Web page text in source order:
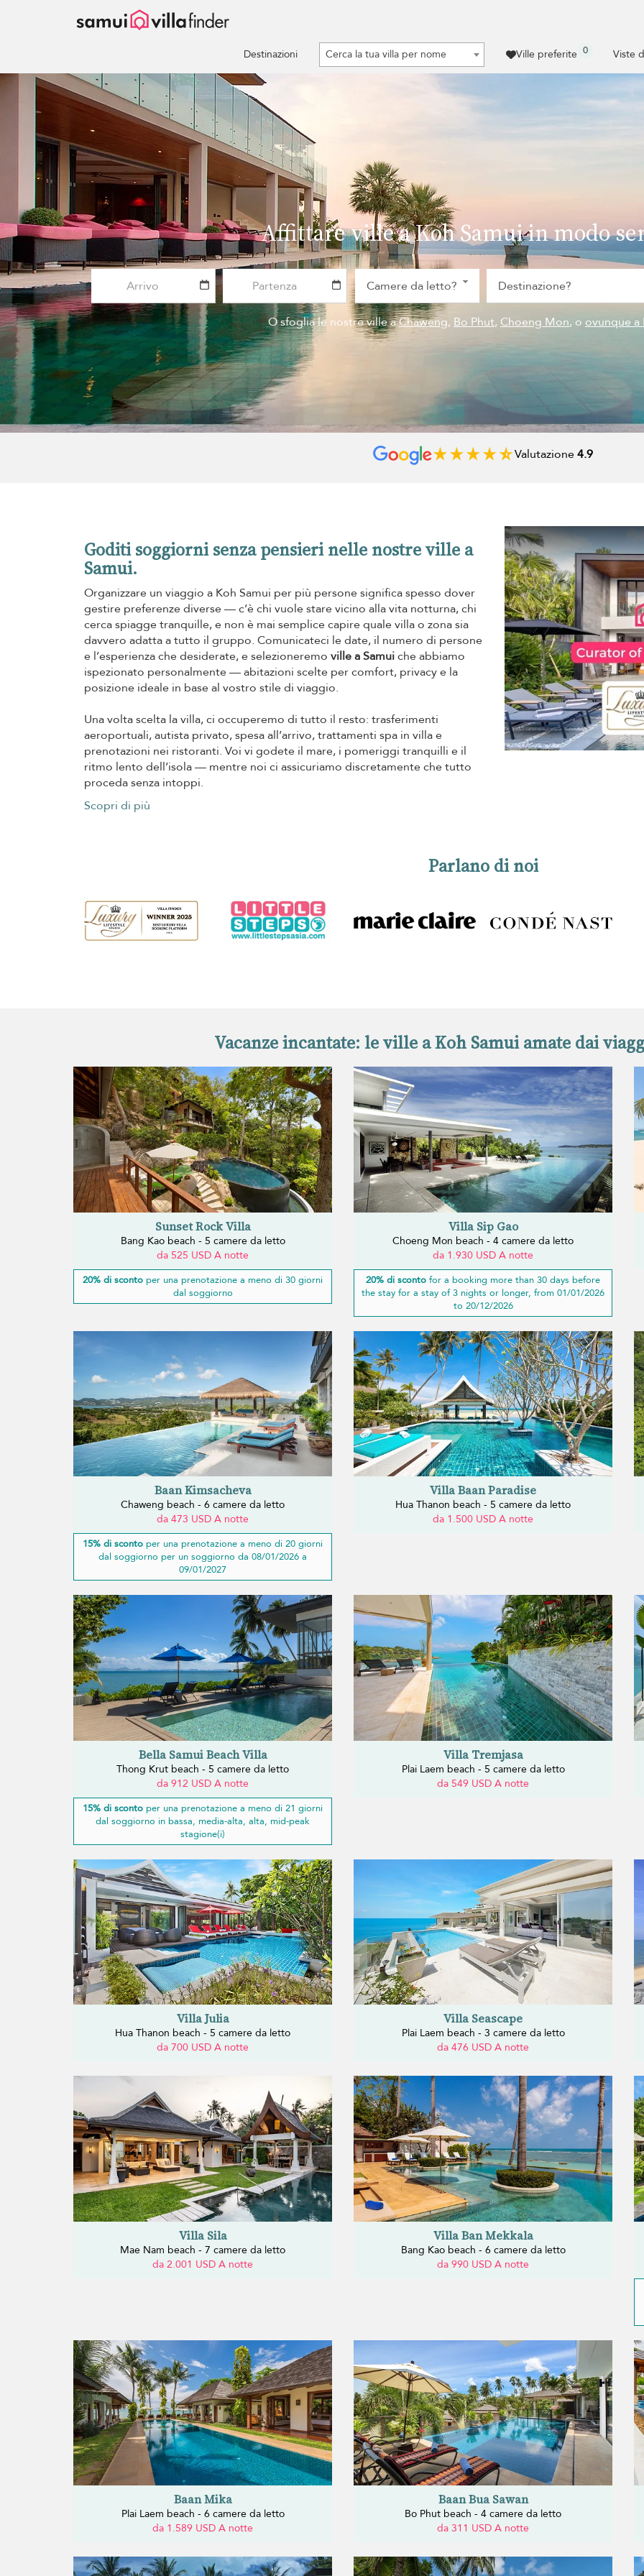
Destinazioni Cerca la tua villa per nome Ville preferite 0 Viste
Affittare ville a Koh Samui in modo
O sfoglia le nostre ville aChaweng, Bo Phut, Choeng Mon, o ovunque a
Valutazione4.9
Goditi soggiorni senza pensieri nelle nostre ville a
Samui.
Organizzare un viaggio a Koh Samui per più persone significa spesso dover
gestire preferenze diverse — c’è chi vuole stare vicino alla vita notturna, chi
cerca spiagge tranquille, e non è mai semplice capire quale villa o zona sia
davvero adatta a tutto il gruppo. Comunicateci le date, il numero di persone
e l’esperienza che desiderate, e selezioneremo ville a Samuiche abbiamo
ispezionato personalmente — abitazioni scelte per comfort, privacy e la
posizione ideale in base al vostro stile di viaggio.
Una volta scelta la villa, ci occuperemo di tutto il resto: trasferimenti
aeroportuali, autista privato, spesa all’arrivo, trattamenti spa in villa e
prenotazioni nei ristoranti. Voi vi godete il mare, i pomeriggi tranquilli e il
ritmo lento dell’isola — mentre noi ci assicuriamo discretamente che tutto
proceda senza intoppi.
Scopri di più
Parlano di noi
Vacanze incantate: le ville a Koh Samui amate dai
Sunset Rock Villa
Bang Kao beach - 5 camere da letto
da 525 USD A notte
20% di sconto per una prenotazione a meno di 30 giorni
dal soggiorno
Villa Sip Gao
Choeng Mon beach - 4 camere da letto
da 1.930 USD A notte
20% di sconto for a booking more than 30 days before
the stay for a stay of 3 nights or longer, from 01/01/2026
to 20/12/2026
Baan Kimsacheva
Chaweng beach - 6 camere da letto
da 473 USD A notte
15% di sconto per una prenotazione a meno di 20 giorni
dal soggiorno per un soggiorno da 08/01/2026 a
09/01/2027
Villa Baan Paradise
Hua Thanon beach - 5 camere da letto
da 1.500 USD A notte
Bella Samui Beach Villa
Thong Krut beach - 5 camere da letto
da 912 USD A notte
15% di sconto per una prenotazione a meno di 21 giorni
dal soggiorno in bassa, media-alta, alta, mid-peak
stagione(i)
Villa Tremjasa
Plai Laem beach - 5 camere da letto
da 549 USD A notte
Villa Julia
Hua Thanon beach - 5 camere da letto
da 700 USD A notte
Villa Seascape
Plai Laem beach - 3 camere da letto
da 476 USD A notte
Villa Sila
Mae Nam beach - 7 camere da letto
da 2.001 USD A notte
Villa Ban Mekkala
Bang Kao beach - 6 camere da letto
da 990 USD A notte
Baan Mika
Plai Laem beach - 6 camere da letto
da 1.589 USD A notte
Baan Bua Sawan
Bo Phut beach - 4 camere da letto
da 311 USD A notte
Pannello di gestione dei cookies